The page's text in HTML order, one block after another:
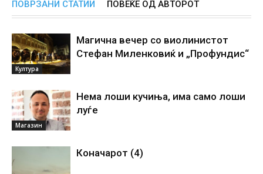
ПОВРЗАНИ СТАТИИ ПОВЕЌЕ ОД АВТОРОТ
Култура
Магична вечер со виолинистот
Стефан Миленковиќ и „Профундис“
Магазин
Нема лоши кучиња, има само лоши
луѓе
Коначарот (4)